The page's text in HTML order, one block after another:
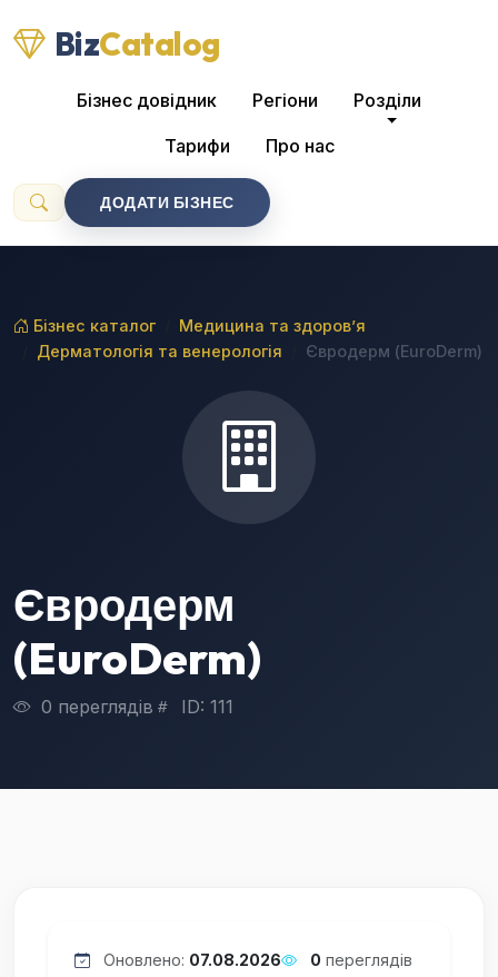
BizCatalog
Бізнес довідник Регіони Розділи
Тарифи Про нас
ДОДАТИ БІЗНЕС
Бізнес каталог
Медицина та здоров’я
Дерматологія та венерологія
Євродерм (EuroDerm)
Євродерм
(EuroDerm)
0 переглядів ID: 111
Оновлено: 07.08.2026 0 переглядів